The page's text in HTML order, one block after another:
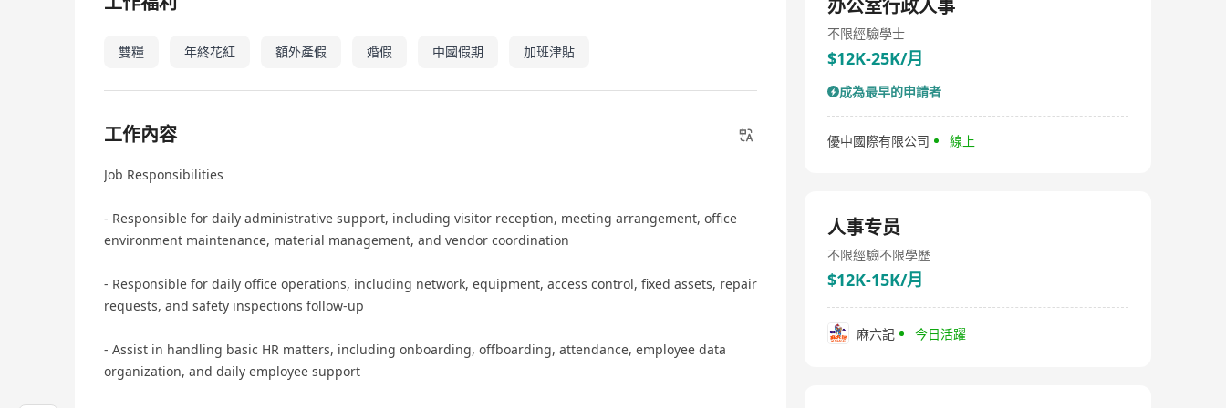
雙糧 年終花紅 額外產假 婚假 中國假期 加班津貼
工作內容
Job Responsibilities
- Responsible for daily administrative support, including visitor reception, meeting arrangement, office
environment maintenance, material management, and vendor coordination
- Responsible for daily office operations, including network, equipment, access control, fixed assets, repair
requests, and safety inspections follow-up
- Assist in handling basic HR matters, including onboarding, offboarding, attendance, employee data
organization, and daily employee support
办公室行政人事
不限經驗學士
$12K-25K/月
成為最早的申請者
優中國際有限公司 線上
人事专员
不限經驗不限學歷
$12K-15K/月
麻六記 今日活躍